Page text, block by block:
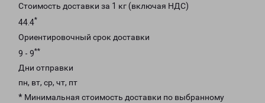
Стоимость доставки за 1 кг (включая НДС)
44.4*
Ориентировочный срок доставки
9 - 9**
Дни отправки
пн, вт, ср, чт, пт
* Минимальная стоимость доставки по выбранному